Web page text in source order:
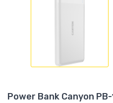
Power Bank Canyon